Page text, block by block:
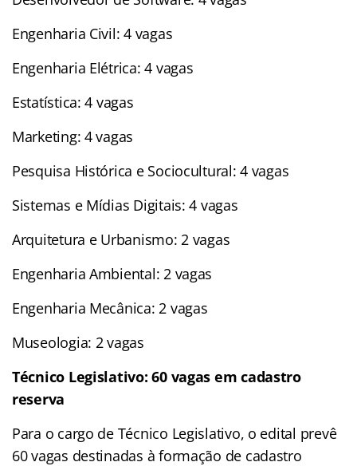
Engenharia Civil: 4 vagas
Engenharia Elétrica: 4 vagas
Estatística: 4 vagas
Marketing: 4 vagas
Pesquisa Histórica e Sociocultural: 4 vagas
Sistemas e Mídias Digitais: 4 vagas
Arquitetura e Urbanismo: 2 vagas
Engenharia Ambiental: 2 vagas
Engenharia Mecânica: 2 vagas
Museologia: 2 vagas
Técnico Legislativo: 60 vagas em cadastro
reserva
Para o cargo de Técnico Legislativo, o edital prevê
60 vagas destinadas à formação de cadastro